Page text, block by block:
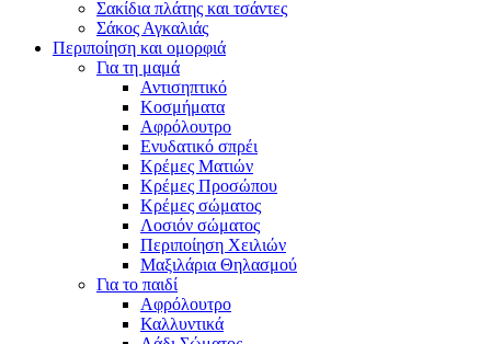
Σακίδια πλάτης και τσάντες
Σάκος Αγκαλιάς
Περιποίηση και ομορφιά
Για τη μαμά
Αντισηπτικό
Κοσμήματα
Αφρόλουτρο
Ενυδατικό σπρέι
Κρέμες Ματιών
Κρέμες Προσώπου
Κρέμες σώματος
Λοσιόν σώματος
Περιποίηση Χειλιών
Μαξιλάρια Θηλασμού
Για το παιδί
Αφρόλουτρο
Καλλυντικά